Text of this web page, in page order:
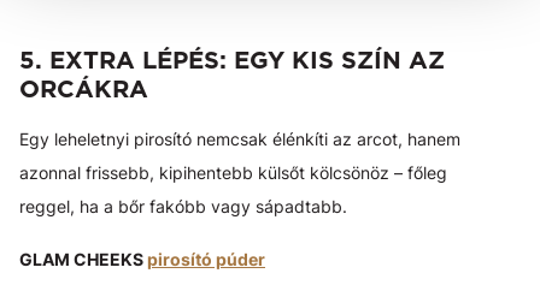
5. EXTRA LÉPÉS: EGY KIS SZÍN AZ
ORCÁKRA
Egy leheletnyi pirosító nemcsak élénkíti az arcot, hanem
azonnal frissebb, kipihentebb külsőt kölcsönöz – főleg
reggel, ha a bőr fakóbb vagy sápadtabb.
GLAM CHEEKSpirosító púder